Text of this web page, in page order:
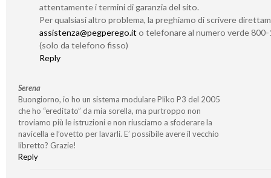
attentamente i termini di garanzia del sito.
Per qualsiasi altro problema, la preghiamo di scrivere
assistenza@pegperego.ito telefonare al numero verde 800-
(solo da telefono fisso)
Reply
Serena
Buongiorno, io ho un sistema modulare Pliko P3 del 2005
che ho “ereditato” da mia sorella, ma purtroppo non
troviamo più le istruzioni e non riusciamo a sfoderare la
navicella e l’ovetto per lavarli. E’ possibile avere il vecchio
libretto? Grazie!
Reply